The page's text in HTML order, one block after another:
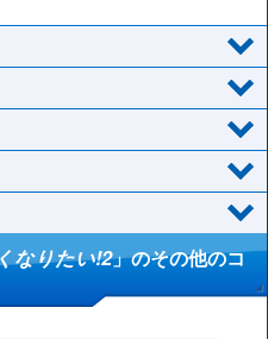
なりたい!2」のその他のコ